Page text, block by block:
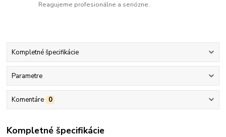
Reagujeme profesionálne a seriózne.
Kompletné špecifikácie
Parametre
Komentáre 0
Kompletné špecifikácie